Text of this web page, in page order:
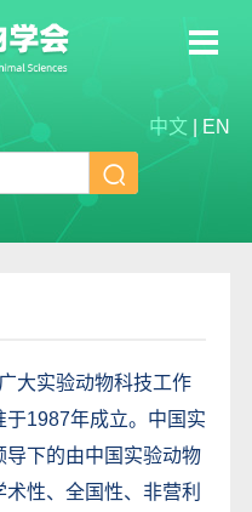
中文 EN

大实验动物科技工作
1987年成立。中国实
下的由中国实验动物
性、全国性、非营利